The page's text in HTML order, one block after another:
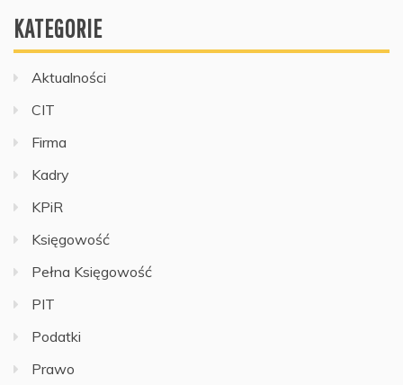
KATEGORIE
Aktualności
CIT
Firma
Kadry
KPiR
Księgowość
Pełna Księgowość
PIT
Podatki
Prawo